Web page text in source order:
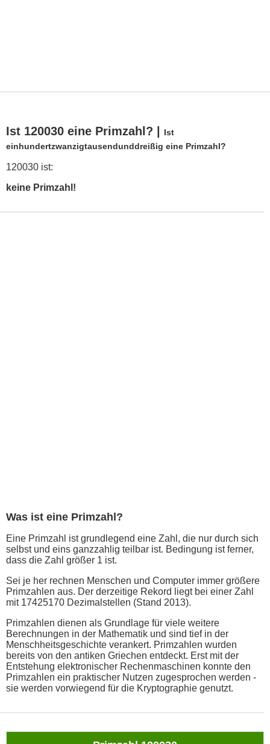
Ist 120030 eine Primzahl? |
Ist
einhundertzwanzigtausendunddreißig eine Primzahl?
120030 ist:
keine Primzahl!
Was ist eine Primzahl?
Eine Primzahl ist grundlegend eine Zahl, die nur durch sich
selbst und eins ganzzahlig teilbar ist. Bedingung ist ferner,
dass die Zahl größer 1 ist.
Sei je her rechnen Menschen und Computer immer größere
Primzahlen aus. Der derzeitige Rekord liegt bei einer Zahl
mit 17425170 Dezimalstellen (Stand 2013).
Primzahlen dienen als Grundlage für viele weitere
Berechnungen in der Mathematik und sind tief in der
Menschheitsgeschichte verankert. Primzahlen wurden
bereits von den antiken Griechen entdeckt. Erst mit der
Entstehung elektronischer Rechenmaschinen konnte den
Primzahlen ein praktischer Nutzen zugesprochen werden -
sie werden vorwiegend für die Kryptographie genutzt.